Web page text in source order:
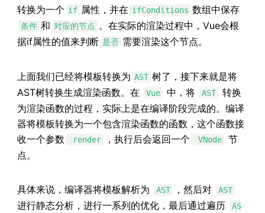
转换为一个 if 属性，并在 ifConditions 数组中保存
条件 和 对应的节点 。在实际的渲染过程中，Vue会根
据if属性的值来判断 是否 需要渲染这个节点。
上面我们已经将模板转换为 AST 树了，接下来就是将
AST树转换生成渲染函数。在
Vue 中，将 AST
转换
为渲染函数的过程，实际上是在编译阶段完成的。编译
器将模板转换为一个包含渲染函数的函数，这个函数接
收一个参数
render ，执行后会返回一个 VNode
节
点。
具体来说，编译器将模板解析为 AST ，然后对 AST
进行静态分析，进行一系列的优化，最后通过遍历
AS